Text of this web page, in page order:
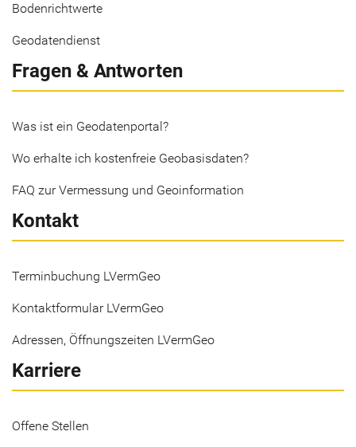
Bodenrichtwerte
Geodatendienst
Fragen & Antworten
Was ist ein Geodatenportal?
Wo erhalte ich kostenfreie Geobasisdaten?
FAQ zur Vermessung und Geoinformation
Kontakt
Terminbuchung LVermGeo
Kontaktformular LVermGeo
Adressen, Öffnungszeiten LVermGeo
Karriere
Offene Stellen